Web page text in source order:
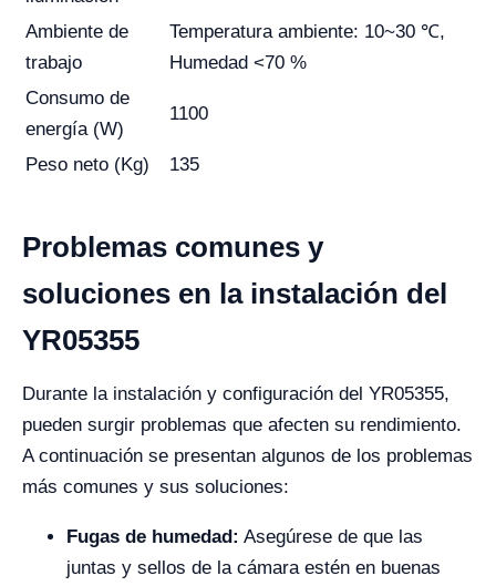
Ambiente de
trabajo
Temperatura ambiente: 10~30 ℃,
Humedad <70 %
Consumo de
energía (W)
1100
Peso neto (Kg) 135
Problemas comunes y
soluciones en la instalación del
YR05355
Durante la instalación y configuración del YR05355,
pueden surgir problemas que afecten su rendimiento.
A continuación se presentan algunos de los problemas
más comunes y sus soluciones:
Fugas de humedad: Asegúrese de que las
juntas y sellos de la cámara estén en buenas